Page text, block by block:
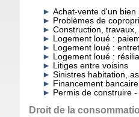
Achat-vente d'un bien
Problèmes de
Construction,
Logement loué :
Logement loué :
Logement loué :
Litiges entre voisins
Sinistres habitation,
Financement
Permis de construire
Droit de la